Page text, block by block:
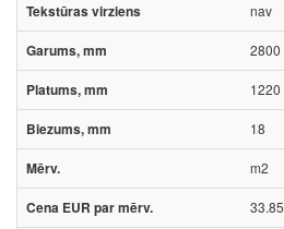
nav
2800
1220
18
m2
33.85